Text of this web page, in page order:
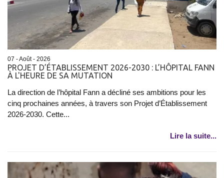
07 - Août - 2026
PROJET D’ÉTABLISSEMENT 2026-2030 : L’HÔPITAL FANN
À L'HEURE DE SA MUTATION
La direction de l’hôpital Fann a décliné ses ambitions pour les
cinq prochaines années, à travers son Projet d’Établissement
2026-2030. Cette...
Lire la suite...